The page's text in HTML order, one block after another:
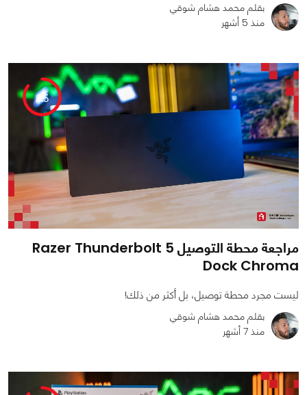
3183
بقلم محمد هشام شوقي
منذ 5 أشهر
8.5
مراجعة محطة التوصيل Razer Thunderbolt 5
Dock Chroma
ليست مجرد محطة توصيل، بل أكثر من ذلك!
بقلم محمد هشام شوقي
منذ 7 أشهر